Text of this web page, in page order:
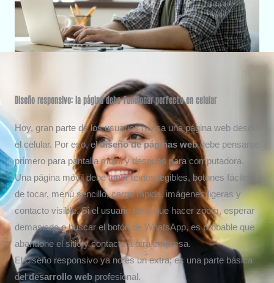
Diseño responsivo: la página debe funcionar perfecto en celular
Hoy, gran parte de los usuarios revisa una página web desde
el celular. Por eso, eldiseño de páginas webdebe pensarse
primero para pantalla móvil y después para computadora.
Una página móvil debe tener textos legibles, botones fáciles
de tocar, menú sencillo, carga rápida, imágenes ligeras y
contacto visible. Si el usuario tiene que hacer zoom, esperar
demasiado o buscar el botón de WhatsApp, es probable que
abandone el sitio y contacte a otra empresa.
El diseño responsivo ya no es un extra; es una parte básica
deldesarrollo web profesional.